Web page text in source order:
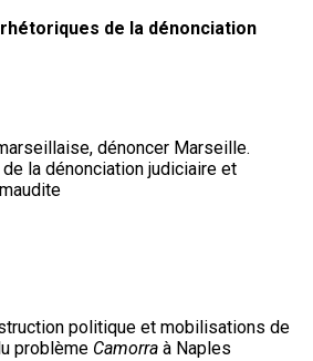
de la dénonciation
dénoncer Marseille.
la dénonciation judiciaire et
politique et mobilisations de
problème Camorra à Naples